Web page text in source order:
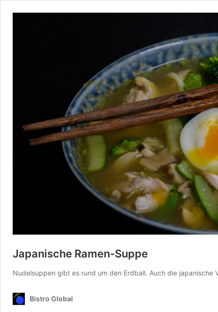
Japanische Ramen-Suppe
Nudelsuppen gibt es rund um den Erdball. Auch die japanische
Bistro Global